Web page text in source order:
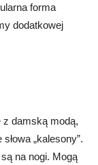
forma
dodatkowej
z damską modą,
„kalesony”.
na nogi. Mogą